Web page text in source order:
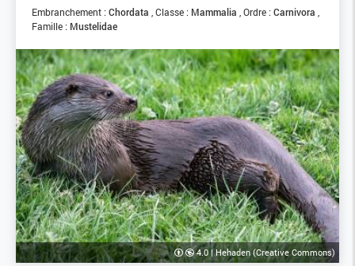
Embranchement : Chordata Classe : Mammalia Ordre : Carnivora
Famille : Mustelidae
4.0|Hehaden (Creative Commons)